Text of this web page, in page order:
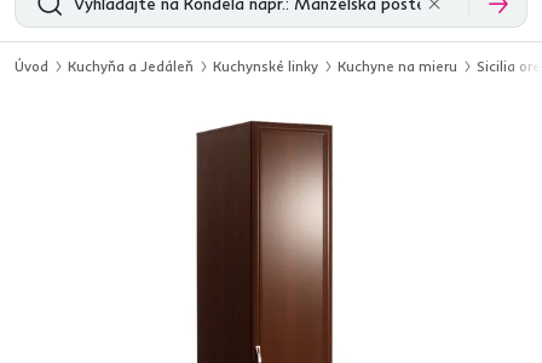
Úvod Kuchyňa a Jedáleň Kuchynské linky Kuchyne na mieru Sicilia